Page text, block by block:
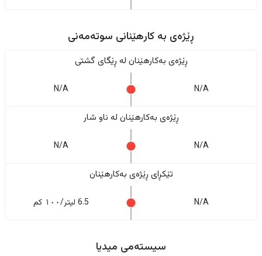
ڕێژەى به کارهێنانی سوتەمەنی
ڕێژەى بەکارهێنان له ڕێگای گشتی
N/A
N/A
ڕێژەى بەکارهێنان له ناو شار
N/A
N/A
تێکڕای ڕێژەى بەکارهێنان
N/A 6.5 لیتر/١٠٠ کم
سیستەمی میدیا